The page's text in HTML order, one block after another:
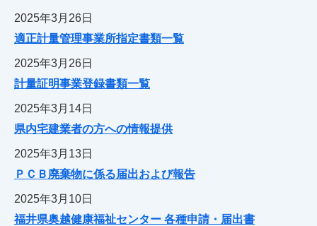
2025年3月26日
適正計量管理事業所指定書類一覧
2025年3月26日
計量証明事業登録書類一覧
2025年3月14日
県内宅建業者の方への情報提供
2025年3月13日
ＰＣＢ廃棄物に係る届出および報告
2025年3月10日
福井県奥越健康福祉センター 各種申請・届出書